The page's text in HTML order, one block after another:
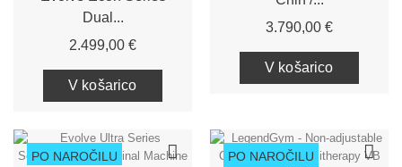
Dual...
2.499,00 €Cena
V košarico
3.790,00 €Cena
V košarico
PO NAROČILU PO NAROČILU